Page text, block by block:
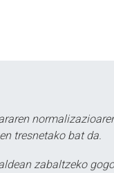
tresnetako bat da.
zabaltzeko